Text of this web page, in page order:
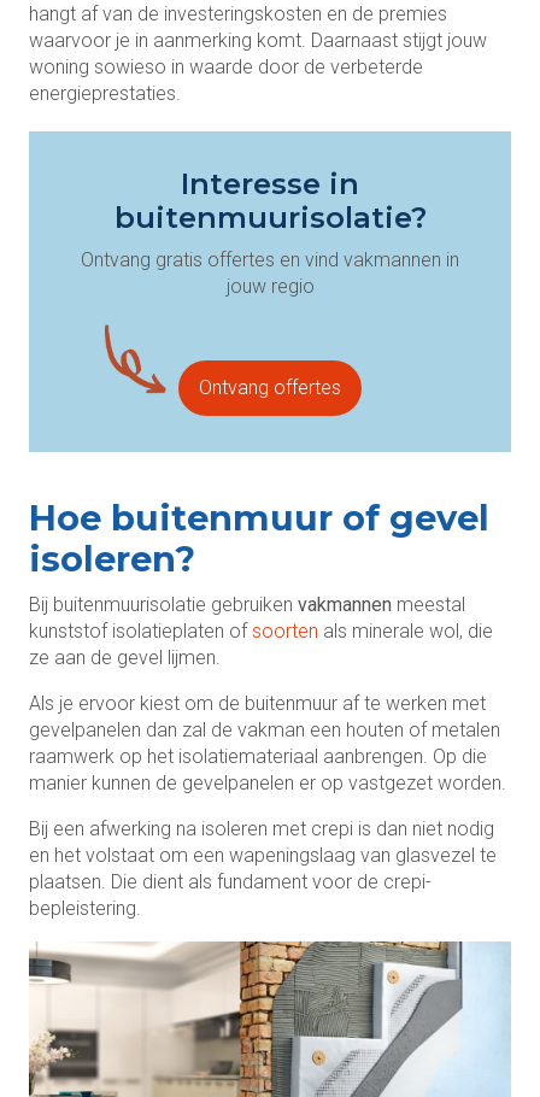
hangt af van de investeringskosten en de premies
waarvoor je in aanmerking komt. Daarnaast stijgt jouw
woning sowieso in waarde door de verbeterde
energieprestaties.
Interesse in
buitenmuurisolatie?
Ontvang gratis offertes en vind vakmannen in
jouw regio
Ontvang offertes
Hoe buitenmuur of gevel
isoleren?
Bij buitenmuurisolatie gebruiken vakmannen meestal
kunststof isolatieplaten ofsoorten als minerale wol, die
ze aan de gevel lijmen.
Als je ervoor kiest om de buitenmuur af te werken met
gevelpanelen dan zal de vakman een houten of metalen
raamwerk op het isolatiemateriaal aanbrengen. Op die
manier kunnen de gevelpanelen er op vastgezet worden.
Bij een afwerking na isoleren met crepi is dan niet nodig
en het volstaat om een wapeningslaag van glasvezel te
plaatsen. Die dient als fundament voor de crepi-
bepleistering.